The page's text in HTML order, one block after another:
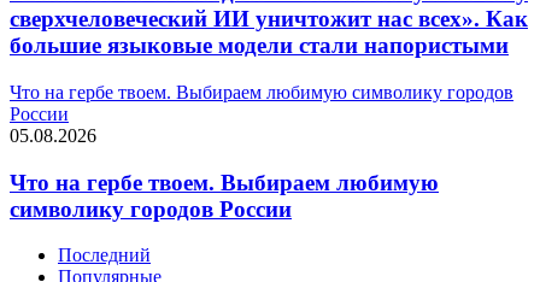
сверхчеловеческий ИИ уничтожит нас всех». Как
большие языковые модели стали напористыми
Что на гербе твоем. Выбираем любимую символику городов
России
05.08.2026
Что на гербе твоем. Выбираем любимую
символику городов России
Последний
Популярные